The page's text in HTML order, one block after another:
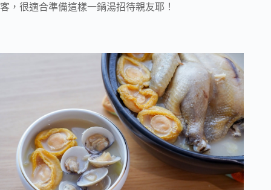
客，很適合準備這樣一鍋湯招待親友耶！